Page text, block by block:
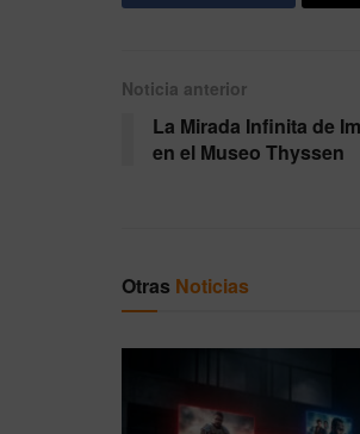
Noticia anterior
La Mirada Infinita de
en el Museo Thyssen
Otras Noticias